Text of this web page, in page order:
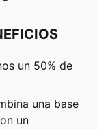
un 50% de
una base
un